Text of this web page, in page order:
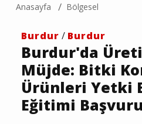
Anasayfa Bölgesel
Burdur / Burdur
Burdur'da
Müjde: Bitki
Ürünleri Yetki
Eğitimi